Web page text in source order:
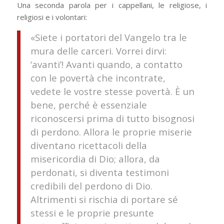
Una seconda parola per i cappellani, le religiose, i
religiosi e i volontari:
«Siete i portatori del Vangelo tra le
mura delle carceri. Vorrei dirvi:
‘avanti’! Avanti quando, a contatto
con le povertà che incontrate,
vedete le vostre stesse povertà. È un
bene, perché è essenziale
riconoscersi prima di tutto bisognosi
di perdono. Allora le proprie miserie
diventano ricettacoli della
misericordia di Dio; allora, da
perdonati, si diventa testimoni
credibili del perdono di Dio.
Altrimenti si rischia di portare sé
stessi e le proprie presunte